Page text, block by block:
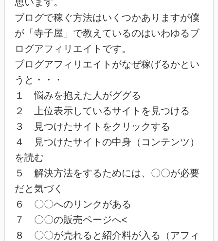
ブログで稼ぐ方法はいくつかありますが僕
が「寺子屋」で教えているのはいわゆるブ
ログアフィリエイトです。
ブログアフィリエイトがなぜ稼げるかとい
うと・・・
１ 悩みを抱えた人がググる
２ 上位表示しているサイトを見つける
３ 見つけたサイトをクリックする
４ 見つけたサイトの中身（コンテンツ）
を読む
５ 解決方法をするためには、〇〇が必要
だと気づく
６ 〇〇へのリンクがある
７ 〇〇の販売ページへ<
８ 〇〇が売れると紹介料が入る（アフィ